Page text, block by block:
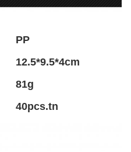
PP
12.5*9.5*4cm
81g
40pcs.tn